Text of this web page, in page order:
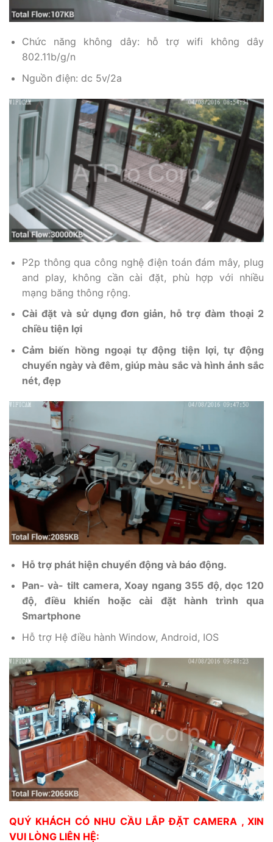
Chức năng không dây: hỗ trợ wifi không dây
802.11b/g/n
Nguồn điện: dc 5v/2a
P2p thông qua công nghệ điện toán đám mây, plug
and play, không cần cài đặt, phù hợp với nhiều
mạng băng thông rộng.
Cài đặt và sử dụng đơn giản, hỗ trợ đàm thoại 2
chiều tiện lợi
Cảm biến hồng ngoại tự động tiện lợi, tự động
chuyển ngày và đêm, giúp màu sắc và hình ảnh sắc
nét, đẹp
Hỗ trợ phát hiện chuyển động và báo động.
Pan- và- tilt camera, Xoay ngang 355 độ, dọc 120
độ, điều khiển hoặc cài đặt hành trình qua
Smartphone
Hỗ trợ Hệ điều hành Window, Android, IOS
QUÝ KHÁCH CÓ NHU CẦU LẮP ĐẶT CAMERA , XIN
VUI LÒNG LIÊN HỆ: